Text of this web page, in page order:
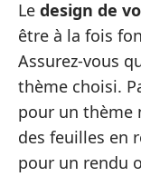
Le design de
être à la fois
Assurez-vous
thème choisi.
pour un thème
des feuilles en
pour un rendu